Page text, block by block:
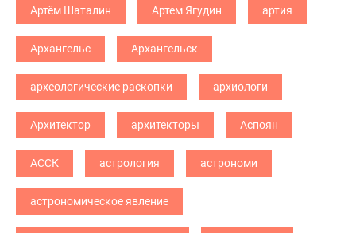
Артём Шаталин Артем Ягудин артия
Архангельс Архангельск
археологические раскопки архиологи
Архитектор архитекторы Аспоян
АССК астрология астрономи
астрономическое явление